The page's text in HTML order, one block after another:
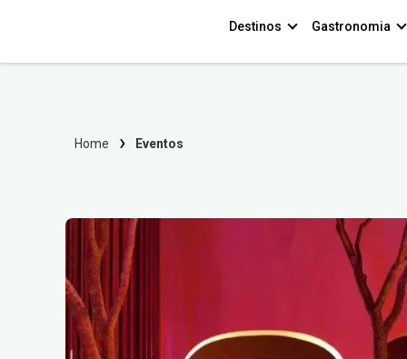
Destinos Gastronomia
Home Eventos